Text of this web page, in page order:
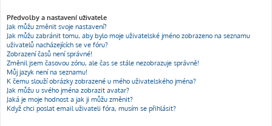
Předvolby a nastavení uživatele
Jak můžu změnit svoje nastavení?
Jak můžu zabránit tomu, aby bylo moje uživatelské jméno zobrazeno na seznamu
uživatelů nacházejících se ve fóru?
Zobrazení časů není správné!
Změnil jsem časovou zónu, ale čas se stále nezobrazuje správně!
Můj jazyk není na seznamu!
K čemu slouží obrázky zobrazené u mého uživatelského jména?
Jak můžu u svého jména zobrazit avatar?
Jaká je moje hodnost a jak ji můžu změnit?
Když chci poslat email uživateli fóra, musím se přihlásit?